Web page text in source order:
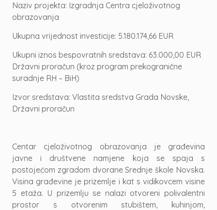
Naziv projekta: Izgradnja Centra cjeloživotnog
obrazovanja
Ukupna vrijednost investicije: 5.180.174,66 EUR
Ukupni iznos bespovratnih sredstava: 63.000,00 EUR
Državni proračun (kroz program prekogranične
suradnje RH – BiH)
Izvor sredstava: Vlastita sredstva Grada Novske,
Državni proračun
Centar cjeloživotnog obrazovanja je građevina
javne i društvene namjene koja se spaja s
postojećom zgradom dvorane Srednje škole Novska.
Visina građevine je prizemlje i kat s vidikovcem visine
5 etaža. U prizemlju se nalazi otvoreni polivalentni
prostor s otvorenim stubištem, kuhinjom,